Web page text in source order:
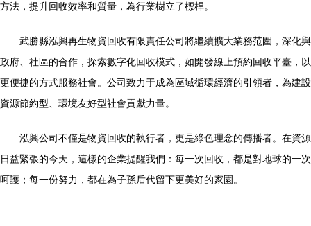
方法，提升回收效率和質量，為行業樹立了標桿。
武勝縣泓興再生物資回收有限責任公司將繼續擴大業務范圍，深化與
政府、社區的合作，探索數字化回收模式，如開發線上預約回收平臺，以
更便捷的方式服務社會。公司致力于成為區域循環經濟的引領者，為建設
資源節約型、環境友好型社會貢獻力量。
泓興公司不僅是物資回收的執行者，更是綠色理念的傳播者。在資源
日益緊張的今天，這樣的企業提醒我們：每一次回收，都是對地球的一次
呵護；每一份努力，都在為子孫后代留下更美好的家園。